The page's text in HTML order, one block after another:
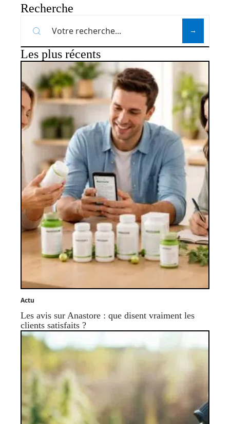
Recherche
Les plus récents
Actu
Les avis sur Anastore : que disent vraiment les
clients satisfaits ?